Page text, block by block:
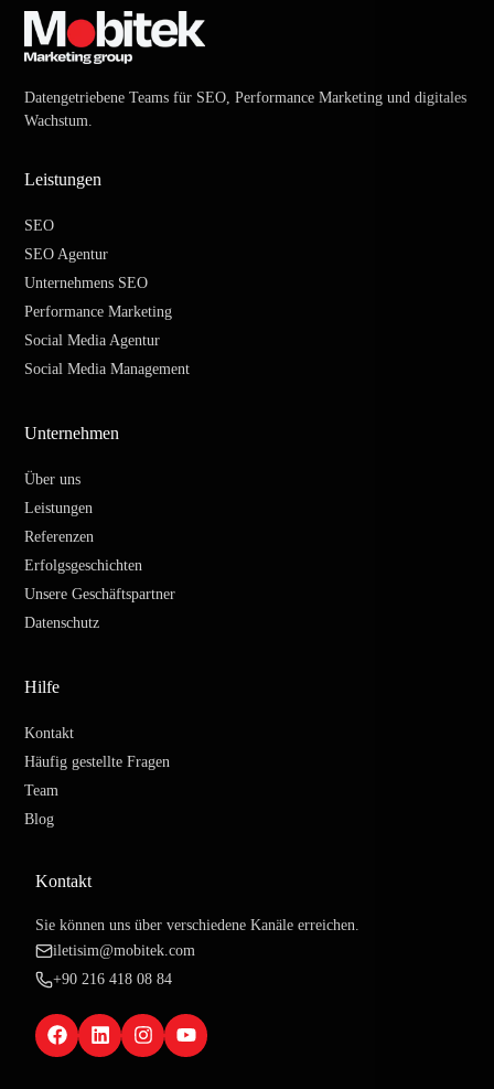
Datengetriebene Teams für SEO, Performance Marketing und digitales
Wachstum.
Leistungen
SEO
SEO Agentur
Unternehmens SEO
Performance Marketing
Social Media Agentur
Social Media Management
Unternehmen
Über uns
Leistungen
Referenzen
Erfolgsgeschichten
Unsere Geschäftspartner
Datenschutz
Hilfe
Kontakt
Häufig gestellte Fragen
Team
Blog
Kontakt
Sie können uns über verschiedene Kanäle erreichen.
iletisim@mobitek.com
+90 216 418 08 84